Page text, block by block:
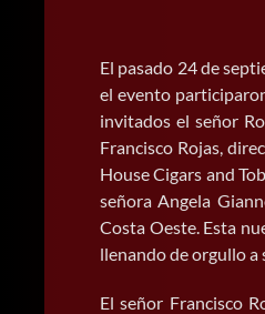
El pasado 24 de
el evento
invitados el señor
Francisco Rojas,
House Cigars and
señora Angela
Costa Oeste. Esta
llenando de orgullo a
El señor Francisco